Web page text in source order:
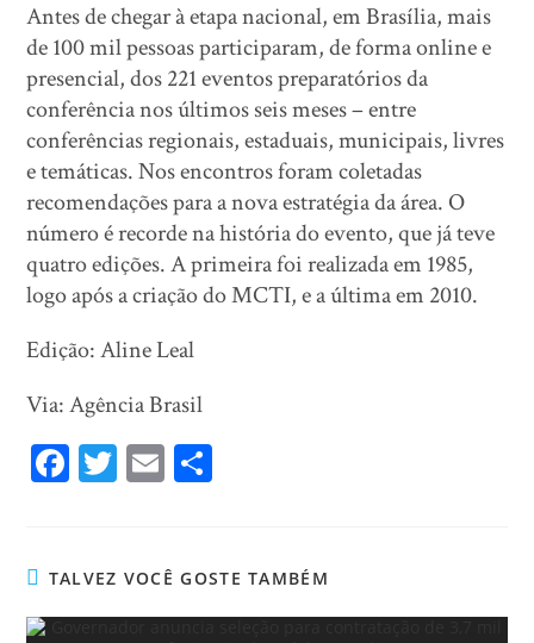
Antes de chegar à etapa nacional, em Brasília, mais
de 100 mil pessoas participaram, de forma online e
presencial, dos 221 eventos preparatórios da
conferência nos últimos seis meses – entre
conferências regionais, estaduais, municipais, livres
e temáticas. Nos encontros foram coletadas
recomendações para a nova estratégia da área. O
número é recorde na história do evento, que já teve
quatro edições. A primeira foi realizada em 1985,
logo após a criação do MCTI, e a última em 2010.
Edição: Aline Leal
Via: Agência Brasil
Fa
ok
T
er
E
TALVEZ VOCÊ GOSTE TAMBÉM